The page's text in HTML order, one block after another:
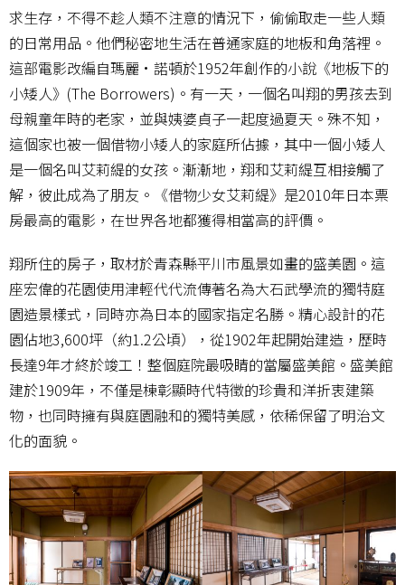
求生存，不得不趁人類不注意的情況下，偷偷取走一些人類
的日常用品。他們秘密地生活在普通家庭的地板和角落裡。
這部電影改編自瑪麗·諾頓於1952年創作的小說《地板下的
小矮人》(The Borrowers)。有一天，一個名叫翔的男孩去到
母親童年時的老家，並與姨婆貞子一起度過夏天。殊不知，
這個家也被一個借物小矮人的家庭所佔據，其中一個小矮人
是一個名叫艾莉緹的女孩。漸漸地，翔和艾莉緹互相接觸了
解，彼此成為了朋友。《借物少女艾莉緹》是2010年日本票
房最高的電影，在世界各地都獲得相當高的評價。
翔所住的房子，取材於青森縣平川市風景如畫的盛美園。這
座宏偉的花園使用津輕代代流傳著名為大石武學流的獨特庭
園造景樣式，同時亦為日本的國家指定名勝。精心設計的花
園佔地3,600坪（約1.2公頃），從1902年起開始建造，歷時
長達9年才終於竣工！整個庭院最吸睛的當屬盛美館。盛美館
建於1909年，不僅是棟彰顯時代特徵的珍貴和洋折衷建築
物，也同時擁有與庭園融和的獨特美感，依稀保留了明治文
化的面貌。